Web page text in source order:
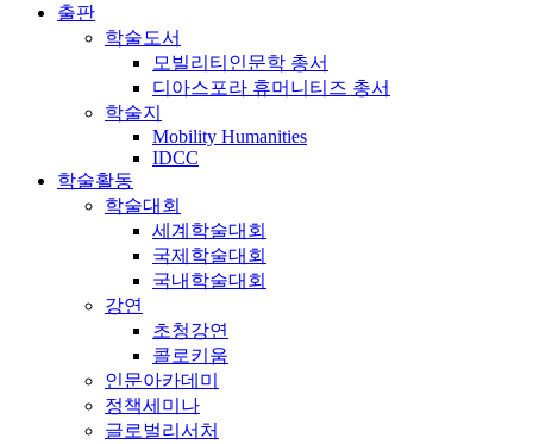
출판
학술도서
모빌리티인문학 총서
디아스포라 휴머니티즈 총서
학술지
Mobility Humanities
IDCC
학술활동
학술대회
세계학술대회
국제학술대회
국내학술대회
강연
초청강연
콜로키움
인문아카데미
정책세미나
글로벌리서처